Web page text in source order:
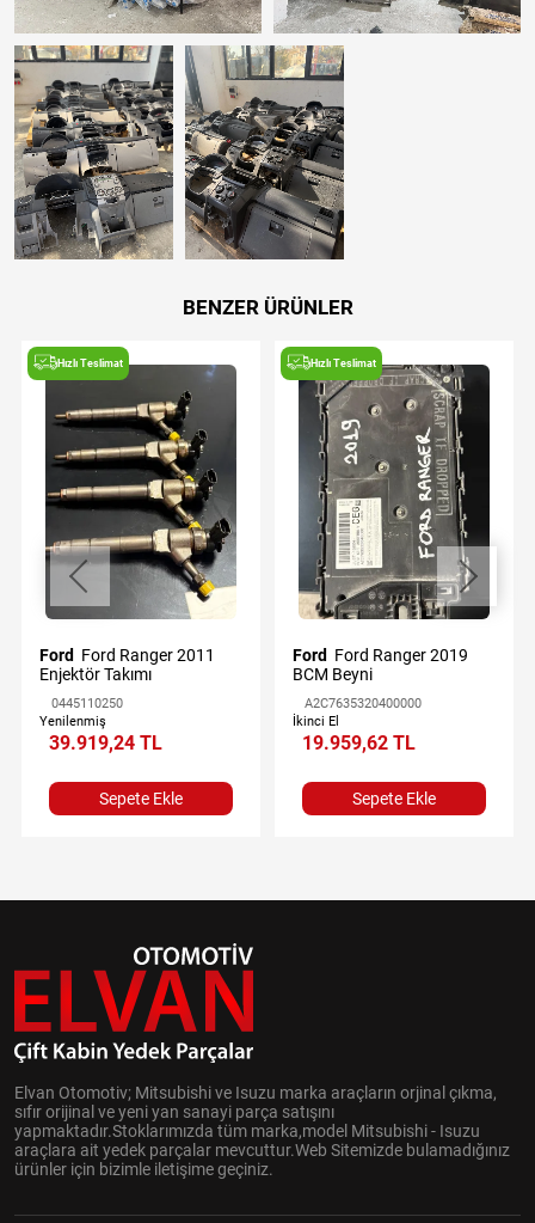
BENZER ÜRÜNLER
Hızlı Teslimat
Ford
Enjektör Takımı
0445110250
Yenilenmiş
39.919,24 TL
Sepete Ekle
Hızlı Teslimat
Ford
BCM Beyni
A2C7635320400000
İkinci El
19.959,62 TL
Sepete Ekle
Elvan Otomotiv; Mitsubishi ve Isuzu marka araçların orjinal çıkma,
sıfır orijinal ve yeni yan sanayi parça satışını
yapmaktadır.Stoklarımızda tüm marka,model Mitsubishi - Isuzu
araçlara ait yedek parçalar mevcuttur.Web Sitemizde bulamadığınız
ürünler için bizimle iletişime geçiniz.